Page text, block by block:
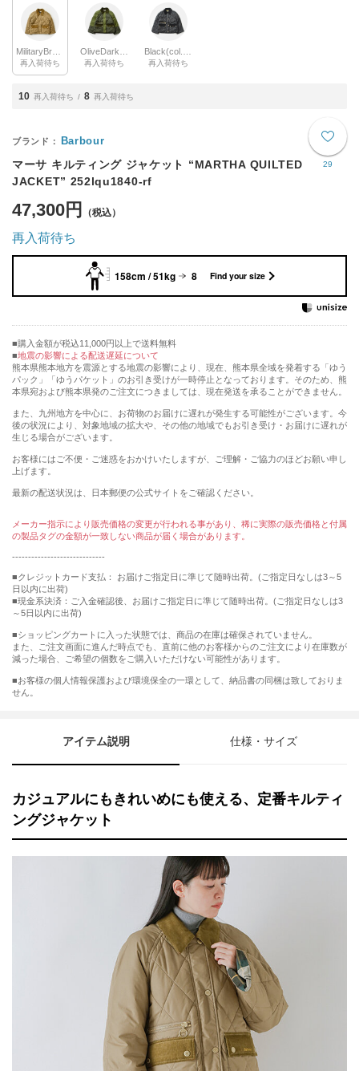
再入荷待ち 再入荷待ち 再入荷待ち
10 再入荷待ち 8 再入荷待ち
29
Barbour
マーサ キルティング ジャケット “MARTHA QUILTED
JACKET” 252lqu1840-rf
47,300円
再入荷待ち
158cm / 51kg 8 Find your size
購入金額が税込11,000円以上で送料無料
地震の影響による配送遅延について
熊本県熊本地方を震源とする地震の影響により、現在、熊本県全域を発着する「ゆう
パック」「ゆうパケット」のお引き受けが一時停止となっております。そのため、熊
本県宛および熊本県発のご注文につきましては、現在発送を承ることができません。
また、九州地方を中心に、お荷物のお届けに遅れが発生する可能性がございます。今
後の状況により、対象地域の拡大や、その他の地域でもお引き受け・お届けに遅れが
生じる場合がございます。
お客様にはご不便・ご迷惑をおかけいたしますが、ご理解・ご協力のほどお願い申し
上げます。
最新の配送状況は、日本郵便の公式サイトをご確認ください。
メーカー指示により販売価格の変更が行われる事があり、稀に実際の販売価格と付属
の製品タグの金額が一致しない商品が届く場合があります。
-----------------------------
■クレジットカード支払： お届けご指定日に準じて随時出荷。(ご指定日なしは3～5
日以内に出荷)
■現金系決済：ご入金確認後、お届けご指定日に準じて随時出荷。(ご指定日なしは3
～5日以内に出荷)
■ショッピングカートに入った状態では、商品の在庫は確保されていません。
また、ご注文画面に進んだ時点でも、直前に他のお客様からのご注文により在庫数が
減った場合、ご希望の個数をご購入いただけない可能性があります。
■お客様の個人情報保護および環境保全の一環として、納品書の同梱は致しておりま
せん。
アイテム説明 仕様・サイズ
カジュアルにもきれいめにも使える、定番キルティ
ングジャケット